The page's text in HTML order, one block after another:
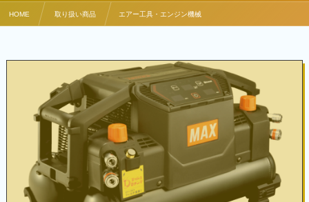
HOME 取り扱い商品 エアー工具・エンジン機械